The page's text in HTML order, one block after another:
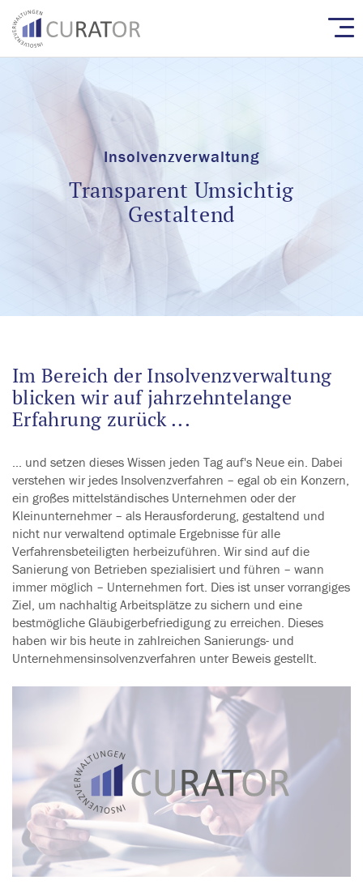
Insolvenzverwaltung
Transparent Umsichtig
Gestaltend
Im Bereich der Insolvenzverwaltung
blicken wir auf jahrzehntelange
Erfahrung zurück ...
... und setzen dieses Wissen jeden Tag auf's Neue ein. Dabei
verstehen wir jedes Insolvenzverfahren – egal ob ein Konzern,
ein großes mittelständisches Unternehmen oder der
Kleinunternehmer – als Herausforderung, gestaltend und
nicht nur verwaltend optimale Ergebnisse für alle
Verfahrensbeteiligten herbeizuführen. Wir sind auf die
Sanierung von Betrieben spezialisiert und führen – wann
immer möglich – Unternehmen fort. Dies ist unser vorrangiges
Ziel, um nachhaltig Arbeitsplätze zu sichern und eine
bestmögliche Gläubigerbefriedigung zu erreichen. Dieses
haben wir bis heute in zahlreichen Sanierungs- und
Unternehmensinsolvenzverfahren unter Beweis gestellt.